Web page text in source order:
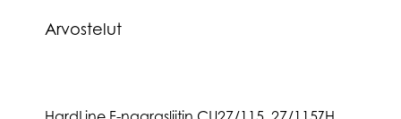
Arvostelut